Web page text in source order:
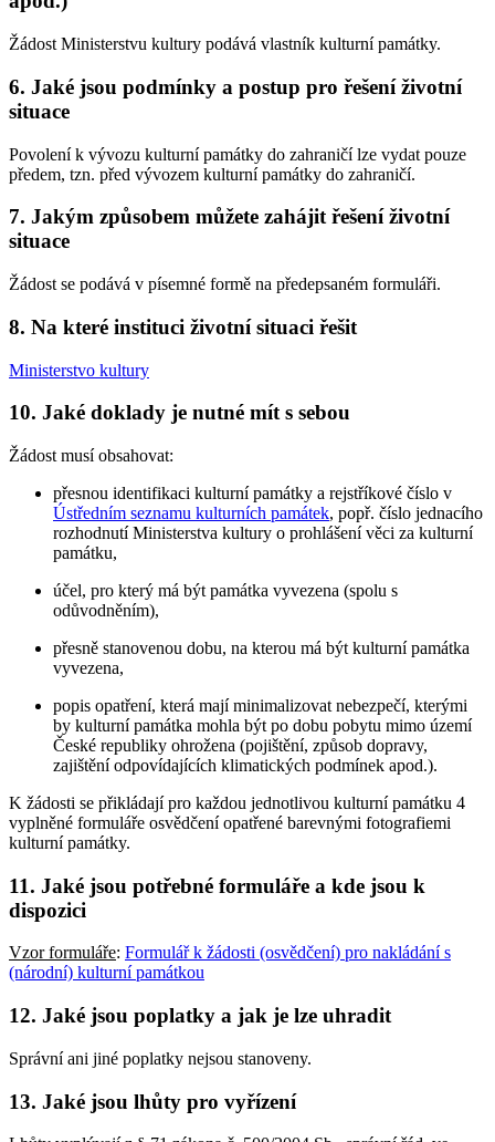
Žádost Ministerstvu kultury podává vlastník kulturní památky.
6. Jaké jsou podmínky a postup pro řešení životní
situace
Povolení k vývozu kulturní památky do zahraničí lze vydat pouze
předem, tzn. před vývozem kulturní památky do zahraničí.
7. Jakým způsobem můžete zahájit řešení životní
situace
Žádost se podává v písemné formě na předepsaném formuláři.
8. Na které instituci životní situaci řešit
Ministerstvo kultury
10. Jaké doklady je nutné mít s sebou
Žádost musí obsahovat:
přesnou identifikaci kulturní památky a rejstříkové číslo v
Ústředním seznamu kulturních památek, popř. číslo jednacího
rozhodnutí Ministerstva kultury o prohlášení věci za kulturní
památku,
účel, pro který má být památka vyvezena (spolu s
odůvodněním),
přesně stanovenou dobu, na kterou má být kulturní památka
vyvezena,
popis opatření, která mají minimalizovat nebezpečí, kterými
by kulturní památka mohla být po dobu pobytu mimo území
České republiky ohrožena (pojištění, způsob dopravy,
zajištění odpovídajících klimatických podmínek apod.).
K žádosti se přikládají pro každou jednotlivou kulturní památku 4
vyplněné formuláře osvědčení opatřené barevnými fotografiemi
kulturní památky.
11. Jaké jsou potřebné formuláře a kde jsou k
dispozici
Vzor formuláře: Formulář k žádosti (osvědčení) pro nakládání s
(národní) kulturní památkou
12. Jaké jsou poplatky a jak je lze uhradit
Správní ani jiné poplatky nejsou stanoveny.
13. Jaké jsou lhůty pro vyřízení